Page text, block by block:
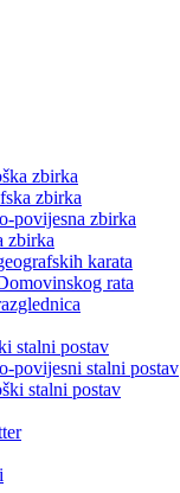
zbirka
zbirka
povijesna zbirka
zbirka
karata
rata
stalni postav
povijesni stalni postav
stalni postav